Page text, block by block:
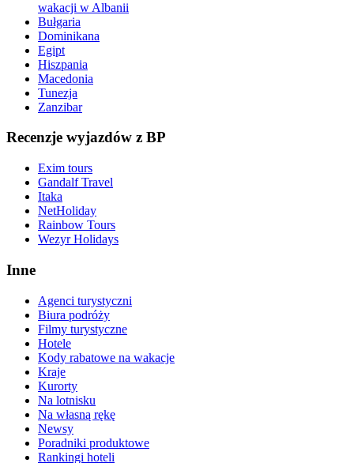
wakacji w Albanii
Bułgaria
Dominikana
Egipt
Hiszpania
Macedonia
Tunezja
Zanzibar
Recenzje wyjazdów z BP
Exim tours
Gandalf Travel
Itaka
NetHoliday
Rainbow Tours
Wezyr Holidays
Inne
Agenci turystyczni
Biura podróży
Filmy turystyczne
Hotele
Kody rabatowe na wakacje
Kraje
Kurorty
Na lotnisku
Na własną rękę
Newsy
Poradniki produktowe
Rankingi hoteli